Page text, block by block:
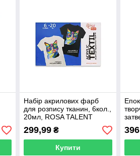
Набір акрилових фарб
для розпису тканин, 6кол.,
20мл, ROSA TALENT
299,99₴
Купити
(1:1)